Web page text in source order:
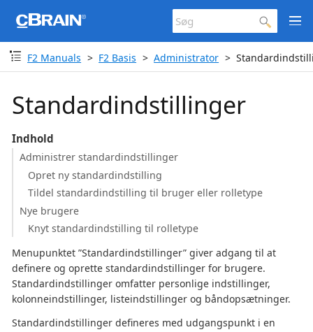
F2 Manuals F2 Basis Administrator
Standardindstillinger
Indhold
Administrer standardindstillinger
Opret ny standardindstilling
Tildel standardindstilling til bruger eller rolletype
Nye brugere
Knyt standardindstilling til rolletype
Menupunktet ”Standardindstillinger” giver adgang til at
definere og oprette standardindstillinger for brugere.
Standardindstillinger omfatter personlige indstillinger,
kolonneindstillinger, listeindstillinger og båndopsætninger.
Standardindstillinger defineres med udgangspunkt i en